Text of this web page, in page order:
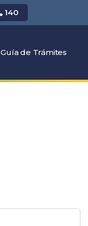
140
Guía de Trámites